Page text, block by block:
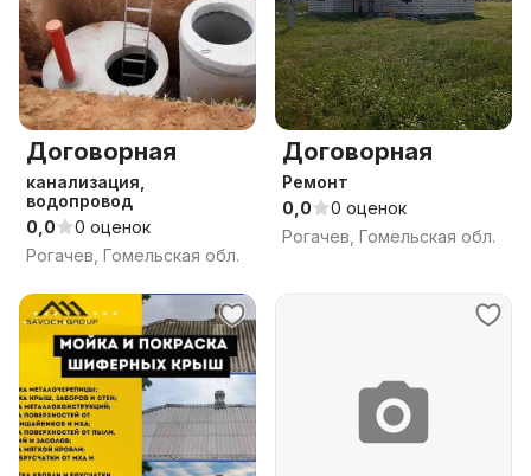
Договорная
канализация,
водопровод
0,0
0 оценок
Рогачев, Гомельская обл.
Договорная
Ремонт
0,0
0 оценок
Рогачев, Гомельская обл.